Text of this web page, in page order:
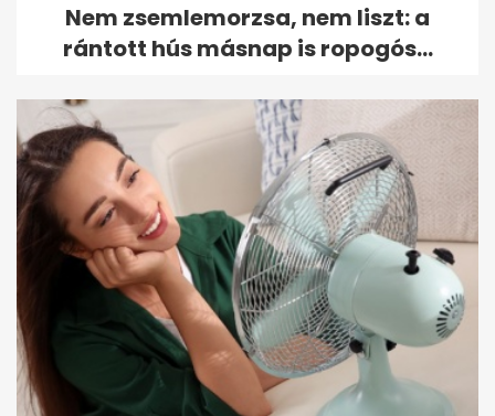
Nem zsemlemorzsa, nem liszt: a
rántott hús másnap is ropogós...